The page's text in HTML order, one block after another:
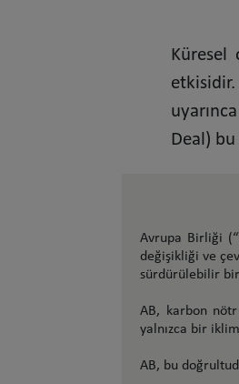
Deal)
Avrupa Birliği (“
değişikliği ve
sürdürülebilir bir
AB, karbon nötr
yalnızca bir
AB, bu